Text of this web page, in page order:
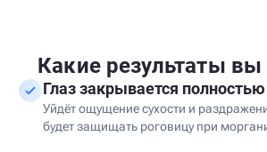
Какие результаты вы
Глаз закрывается полностью
Уйдёт ощущение сухости и
будет защищать роговицу при